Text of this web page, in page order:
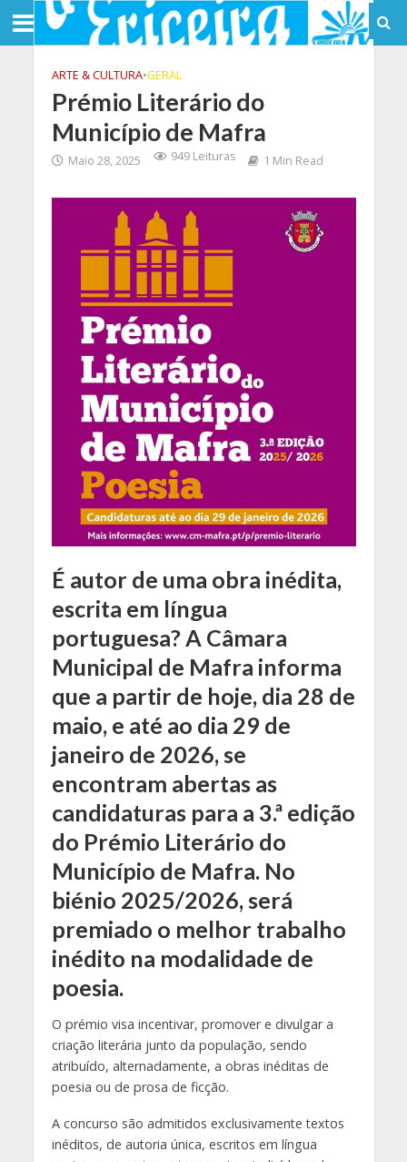
ARTE & CULTURA•GERAL
Prémio Literário do
Município de Mafra
Maio 28, 2025 949 Leituras 1 Min Read
É autor de uma obra inédita,
escrita em língua
portuguesa? A Câmara
Municipal de Mafra informa
que a partir de hoje, dia 28 de
maio, e até ao dia 29 de
janeiro de 2026, se
encontram abertas as
candidaturas para a 3.ª edição
do Prémio Literário do
Município de Mafra. No
biénio 2025/2026, será
premiado o melhor trabalho
inédito na modalidade de
poesia.
O prémio visa incentivar, promover e divulgar a
criação literária junto da população, sendo
atribuído, alternadamente, a obras inéditas de
poesia ou de prosa de ficção.
A concurso são admitidos exclusivamente textos
inéditos, de autoria única, escritos em língua